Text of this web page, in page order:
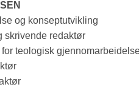
og konseptutvikling
skrivende redaktør
teologisk